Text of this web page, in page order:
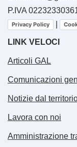
P.IVA
Privacy Policy
LINK VELOCI
Articoli GAL
Comunicazioni
Notizie dal
Lavora con noi
Amministrazione